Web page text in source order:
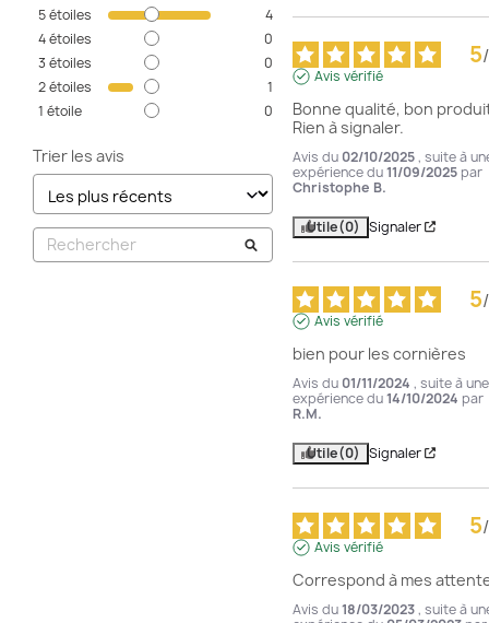
5étoiles
4
4étoiles
0
3 étoiles
0
2étoiles
1
1 étoile 0
Trier les avis
5/
Avis vérifié
Bonne qualité, bon
Rien à signaler.
Avis du 02/10/2025, suite à
expérience du11/09/2025 par
Christophe B.
Utile(0) Signaler
5/
Avis vérifié
bien pour les cornières
Avis du 01/11/2024 , suite à une
expérience du14/10/2024 par
R.M.
Utile(0) Signaler
5/
Avis vérifié
Correspond à mes
Avis du18/03/2023, suite à